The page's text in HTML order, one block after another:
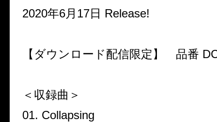
2020年6月 17日 Release!
【ダウンロード配信限定】 品番
＜収録曲＞
01. Collapsing